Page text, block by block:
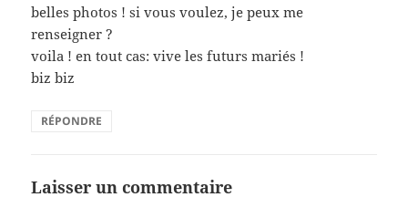
belles photos ! si vous voulez, je peux me
renseigner ?
voila ! en tout cas: vive les futurs mariés !
biz biz
RÉPONDRE
Laisser un commentaire